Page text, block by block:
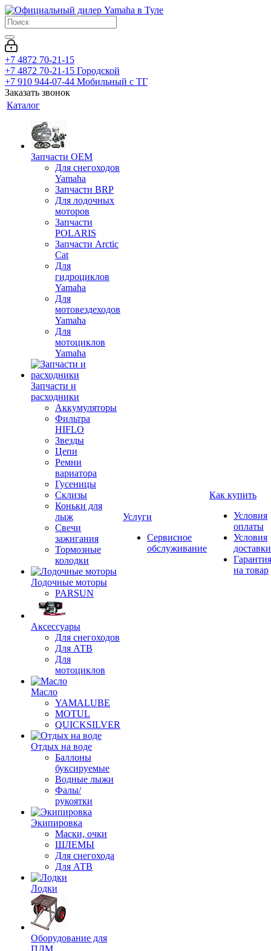
+7 4872 70-21-15
+7 4872 70-21-15 Городской
+7 910 944-07-44 Мобильный с ТГ
Заказать звонок
Каталог
Запчасти OEM
Для снегоходов
Yamaha
Запчасти BRP
Для лодочных
моторов
Запчасти
POLARIS
Запчасти Arctic
Cat
Для
гидроциклов
Yamaha
Для
мотовездеходов
Yamaha
Для
мотоциклов
Yamaha
Запчасти и
расходники
Аккумуляторы
Фильтра
HIFLO
Звезды
Цепи
Ремни
вариатора
Гусеницы
Склизы
Коньки для
лыж
Свечи
зажигания
Тормозные
колодки
Лодочные моторы
PARSUN
Аксессуары
Для снегоходов
Для АТВ
Для
мотоциклов
Масло
YAMALUBE
MOTUL
QUICKSILVER
Отдых на воде
Баллоны
буксируемые
Водные лыжи
Фалы/
рукоятки
Экипировка
Маски, очки
ШЛЕМЫ
Для снегохода
Для АТВ
Лодки
Оборудование для
ПЛМ
Услуги
Сервисное
обслуживание
Как купить
Условия
оплаты
Условия
доставки
Гарантия
на товар